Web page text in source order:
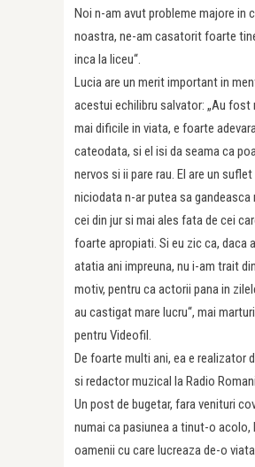
Noi n-am avut probleme majore in
noastra, ne-am casatorit foarte
inca la liceu“.
Lucia are un merit important in
acestui echilibru salvator: „Au fost
mai dificile in viata, e foarte
cateodata, si el isi da seama ca
nervos si ii pare rau. El are un
niciodata n-ar putea sa gandeasca
cei din jur si mai ales fata de cei
foarte apropiati. Si eu zic ca, daca
atatia ani impreuna, nu i-am trait
motiv, pentru ca actorii pana in
au castigat mare lucru“, mai
pentru Videofil.
De foarte multi ani, ea e realizator
si redactor muzical la Radio
Un post de bugetar, fara venituri
numai ca pasiunea a tinut-o acolo,
oamenii cu care lucreaza de-o